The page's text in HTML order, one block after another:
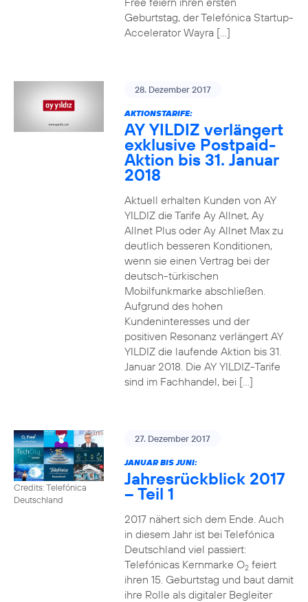
Geburtstag, der Telefónica Startup-
Accelerator Wayra […]
28. Dezember 2017
AKTIONSTARIFE:
AY YILDIZ verlängert
exklusive Postpaid-
Aktion bis 31. Januar
2018
Aktuell erhalten Kunden von AY
YILDIZ die Tarife Ay Allnet, Ay
Allnet Plus oder Ay Allnet Max zu
deutlich besseren Konditionen,
wenn sie einen Vertrag bei der
deutsch-türkischen
Mobilfunkmarke abschließen.
Aufgrund des hohen
Kundeninteresses und der
positiven Resonanz verlängert AY
YILDIZ die laufende Aktion bis 31.
Januar 2018. Die AY YILDIZ-Tarife
sind im Fachhandel, bei […]
Credits: Telefónica
Deutschland
27. Dezember 2017
JANUAR BIS JUNI:
Jahresrückblick 2017
– Teil 1
2017 nähert sich dem Ende. Auch
in diesem Jahr ist bei Telefónica
Deutschland viel passiert:
Telefónicas Kernmarke O2feiert
ihren 15. Geburtstag und baut damit
ihre Rolle als digitaler Begleiter